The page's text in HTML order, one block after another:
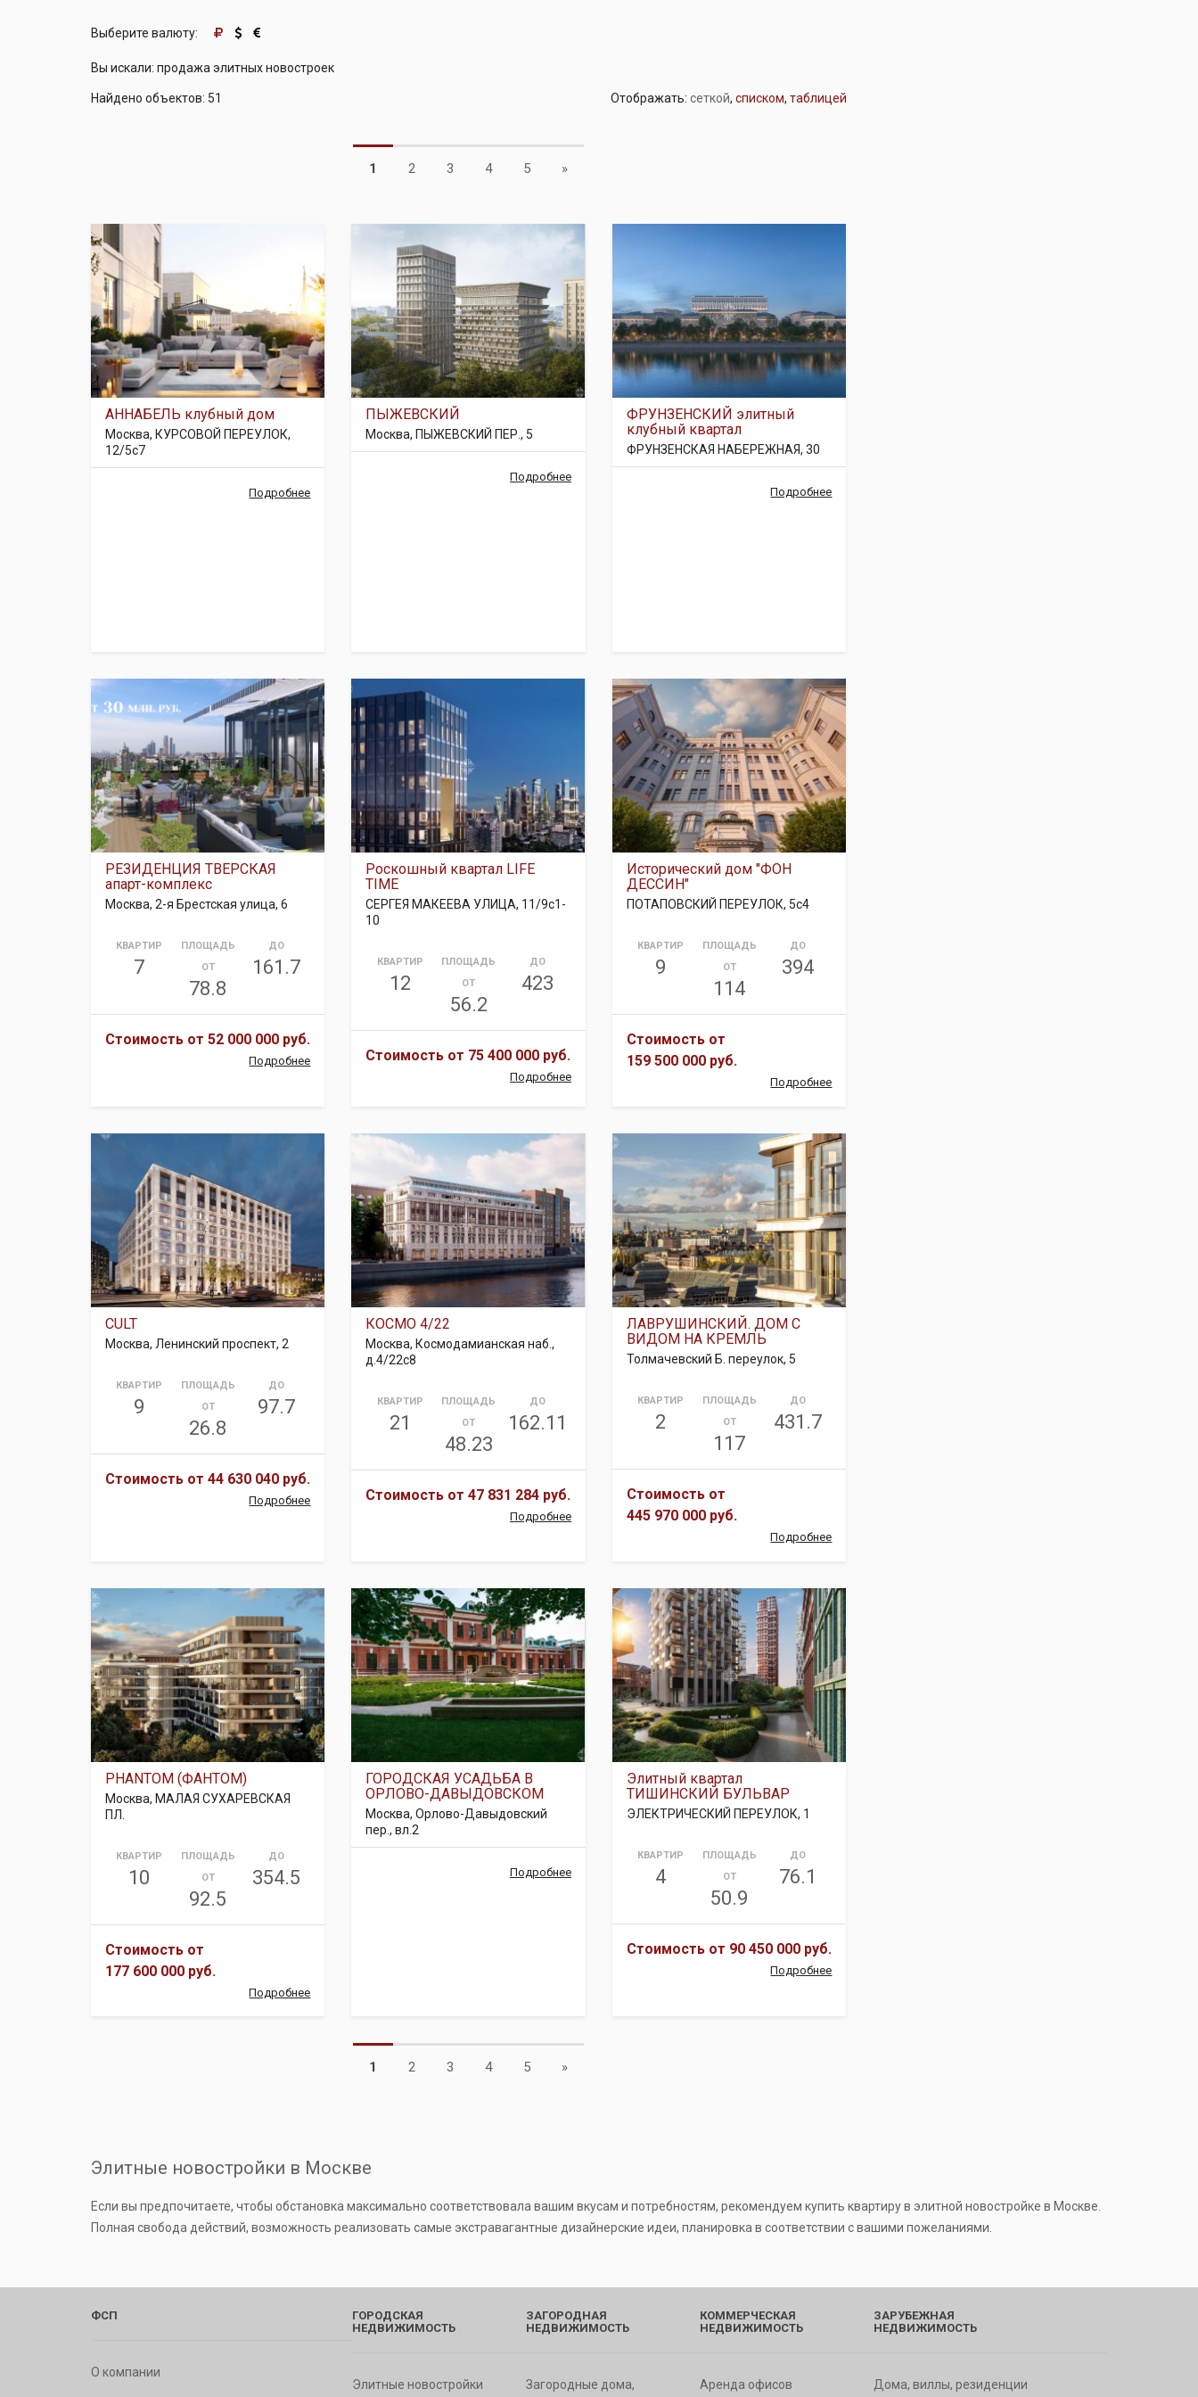
Выберите валюту:
Вы искали: продажа элитных новостроек
Найдено объектов: 51 Отображать: сеткой, списком, таблицей
1 2 3 4 5 »Next
АННАБЕЛЬ клубный дом
Москва, КУРСОВОЙ ПЕРЕУЛОК,
12/5с7
Подробнее
ПЫЖЕВСКИЙ
Москва, ПЫЖЕВСКИЙ ПЕР., 5
Подробнее
ФРУНЗЕНСКИЙ элитный
клубный квартал
ФРУНЗЕНСКАЯ НАБЕРЕЖНАЯ, 30
Подробнее
РЕЗИДЕНЦИЯ ТВЕРСКАЯ
апарт-комплекс
Москва, 2-я Брестская улица, 6
КВАРТИР
7
ПЛОЩАДЬ
ОТ
78.8
ДО
161.7
Стоимость от 52 000 000 руб.
Подробнее
Роскошный квартал LIFE
TIME
СЕРГЕЯ МАКЕЕВА УЛИЦА, 11/9с1-
10
КВАРТИР
12
ПЛОЩАДЬ
ОТ
56.2
ДО
423
Стоимость от 75 400 000 руб.
Подробнее
Исторический дом "ФОН
ДЕССИН"
ПОТАПОВСКИЙ ПЕРЕУЛОК, 5с4
КВАРТИР
9
ПЛОЩАДЬ
ОТ
114
ДО
394
Стоимость от
159 500 000 руб.
Подробнее
CULT
Москва, Ленинский проспект, 2
КВАРТИР
9
ПЛОЩАДЬ
ОТ
26.8
ДО
97.7
Стоимость от 44 630 040 руб.
Подробнее
КОСМО 4/22
Москва, Космодамианская наб.,
д.4/22с8
КВАРТИР
21
ПЛОЩАДЬ
ОТ
48.23
ДО
162.11
Стоимость от47 831 284 руб.
Подробнее
ЛАВРУШИНСКИЙ. ДОМ С
ВИДОМ НА КРЕМЛЬ
Толмачевский Б. переулок, 5
КВАРТИР
2
ПЛОЩАДЬ
ОТ
117
ДО
431.7
Стоимость от
445 970 000 руб.
Подробнее
PHANTOM (ФАНТОМ)
Москва, МАЛАЯ СУХАРЕВСКАЯ
ПЛ.
КВАРТИР
10
ПЛОЩАДЬ
ОТ
92.5
ДО
354.5
Стоимость от
177 600 000 руб.
Подробнее
ГОРОДСКАЯ УСАДЬБА В
ОРЛОВО-ДАВЫДОВСКОМ
Москва, Орлово-Давыдовский
пер., вл.2
Подробнее
Элитный квартал
ТИШИНСКИЙ БУЛЬВАР
ЭЛЕКТРИЧЕСКИЙ ПЕРЕУЛОК, 1
КВАРТИР
4
ПЛОЩАДЬ
ОТ
50.9
ДО
76.1
Стоимость от 90 450 000 руб.
Подробнее
1 2 3 4 5 »Next
Элитные новостройки в Москве
Если вы предпочитаете, чтобы обстановка максимально соответствовала вашим вкусам и потребностям, рекомендуем купить квартиру в элитной новостройке в Москве.
Полная свобода действий, возможность реализовать самые экстравагантные дизайнерские идеи, планировка в соответствии с вашими пожеланиями.
ФСП
О компании
ГОРОДСКАЯ
НЕДВИЖИМОСТЬ
Элитные новостройки
ЗАГОРОДНАЯ
НЕДВИЖИМОСТЬ
Загородные дома,
КОММЕРЧЕСКАЯ
НЕДВИЖИМОСТЬ
Аренда офисов
ЗАРУБЕЖНАЯ
НЕДВИЖИМОСТЬ
Дома, виллы, резиденции